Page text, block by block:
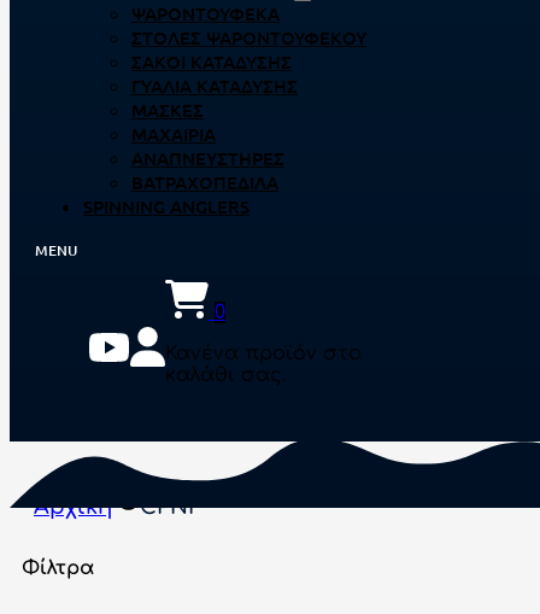
ΨΑΡΟΝΤΟΎΦΕΚΑ
ΣΤΟΛΈΣ ΨΑΡΟΝΤΟΎΦΕΚΟΥ
ΣΆΚΟΙ ΚΑΤΆΔΥΣΗΣ
ΓΥΑΛΙΆ ΚΑΤΆΔΥΣΗΣ
ΜΆΣΚΕΣ
ΜΑΧΑΊΡΙΑ
ΑΝΑΠΝΕΥΣΤΉΡΕΣ
ΒΑΤΡΑΧΟΠΈΔΙΛΑ
SPINNING ANGLERS
0
Κανένα προϊόν στο
καλάθι σας.
Αρχική CPNI
Φίλτρα